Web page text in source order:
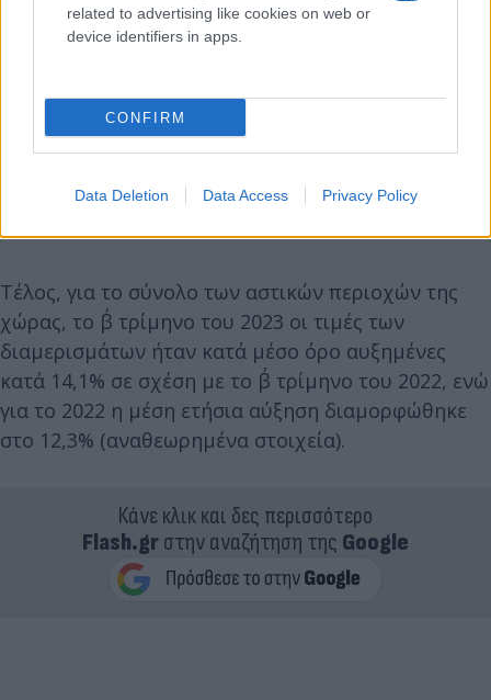
related to advertising like cookies on web or
device identifiers in apps.
CONFIRM
Data Deletion Data Access Privacy Policy
Για το σύνολο του 2022, η αύξηση των τιμών στις
12,6%, 10,9% και 8,1% αντίστοιχα (αναθεωρημένα
Τέλος, για το σύνολο των αστικών περιοχών της
χώρας, το β΄ τρίμηνο του 2023 οι τιμές των
διαμερισμάτων ήταν κατά μέσο όρο αυξημένες
κατά 14,1% σε σχέση με το β΄ τρίμηνο του 2022, ενώ
για το 2022 η μέση ετήσια αύξηση διαμορφώθηκε
στο 12,3% (αναθεωρημένα στοιχεία).
Κάνε κλικ και δες περισσότερο
Flash.grστην αναζήτηση της Google